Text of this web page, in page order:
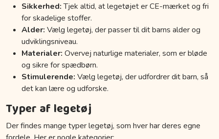
Sikkerhed:Tjek altid, at legetøjet er CE-mærket og fri
for skadelige stoffer.
Alder: Vælg legetøj, der passer til dit barns alder og
udviklingsniveau.
Materialer: Overvej naturlige materialer, som er bløde
og sikre for spædbørn.
Stimulerende: Vælg legetøj, der udfordrer dit barn, så
det kan lære og udforske.
Typer af legetøj
Der findes mange typer legetøj, som hver har deres egne